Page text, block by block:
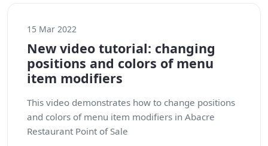
15 Mar 2022
New video tutorial: changing
positions and colors of menu
item modifiers
This video demonstrates how to change positions
and colors of menu item modifiers in Abacre
Restaurant Point of Sale